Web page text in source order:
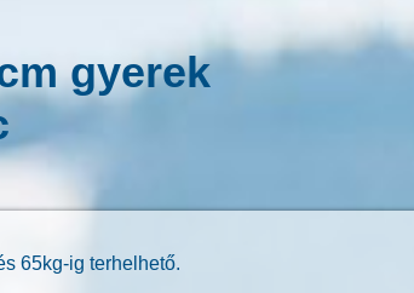
gyerek
65kg-ig terhelhető.